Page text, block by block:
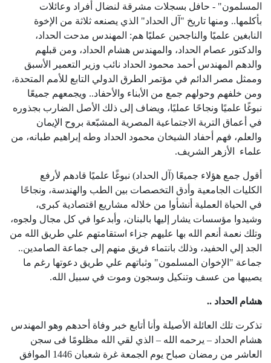
المسلمون" - حافل بسجلات مشرقة لنضال أفراد وعائلات
بأكلمها.. ومنها تاريخ "آل الحداد" الذي يصنعه ثلاثة من الإخوة
النابغين علميًا والناجحين عمليًا هم: المهندس مدحت الحداد،
والدكتور عصام الحداد، والمهندس هشام الحداد، ومن قبلهم
والدهم المهندس أحمد محمود الحداد نائب وزير التعمير الأسبق
وممثل مصر الدائم في مؤتمر الطرق الدولي التابع للأمم المتحدة،
ومن خلفهم وحولهم جمع من الأبناء والأحفاد.. ويجمعهم جميعًا
نبوغًا علميًا ونجاحًا عمليًا، ويضاف إلى ذلك الأصل الضارب بجذوره
في أعماق التربة الاجتماعية المصرية المشبّعة بروح الإيمان
والعلم، فهم أحفاد الشيخان محمود الحداد وطه إبراهيم طبانه، من
علماء الأزهر الشريف.
أقول جمع هؤلاء جميعًا (آل الحداد) نبوغًا علميًا قادهم لأرفع
الكليات الجامعية وأدق التخصصات بين الطب والهندسة، ونجاحًا
في الحياة العملية أنشأوا من خلاله مشاريع اقتصادية كبرى،
وشيدوا مؤسسات يشار إليها بالبنان، وأبدعوا في كل مجال ولجوه،
وتلك نعمة أنعم الله بها عليهم جزاء استقامتهم علي طريق الله من
الجد إلي الحفيد، وذلك بانتماء فريق منهم إلى جماعة الصامدين..
جماعة "الإخوان المسلمون" وثباتهم علي طريق دعوتها رغم ما
يصيبها من عسف وتنكيل وسجون وموت في سبيل الله.
هشام الحداد ..
تذكرت تلك العائلة الأصيلة وأنا أتابع خبر وفاة أحدهم وهو المهندس
هشام الحداد – يرحمه الله – الذي لقي الله مظلومًا فى سجن
العاشر من رمضان صباح يوم الجمعة غرة شعبان 1446 الموافق